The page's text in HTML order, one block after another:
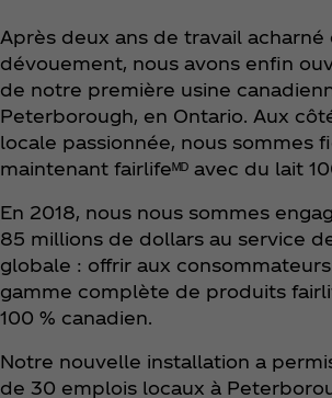
Après deux ans de travail acharné
dévouement, nous avons enfin
de notre première usine
Peterborough, en Ontario. Aux
locale passionnée, nous sommes
maintenant fairlifeᴹᴰ avec du lait
En 2018, nous nous sommes
85 millions de dollars au service
globale : offrir aux
gamme complète de produits
100 % canadien.
Notre nouvelle installation a
de 30 emplois locaux à